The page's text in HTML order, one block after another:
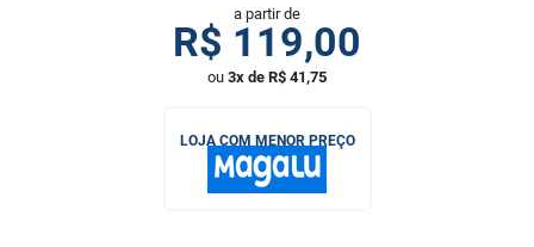
a partir de
R$ 119,00
ou 3x de R$ 41,75
LOJA COM MENOR PREÇO